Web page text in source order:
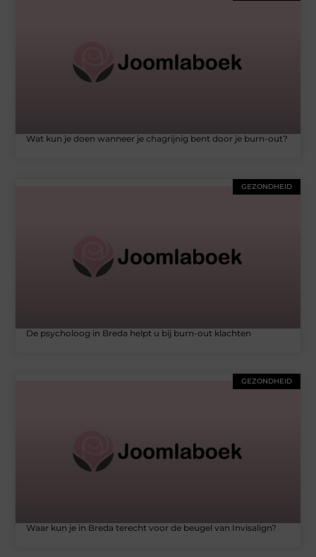
Wat kun je doen wanneer je chagrijnig bent door je burn-out?
GEZONDHEID
De psycholoog in Breda helpt u bij burn-out klachten
GEZONDHEID
Waar kun je in Breda terecht voor de beugel van Invisalign?